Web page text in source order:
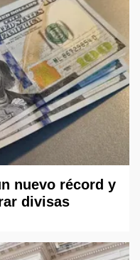
nuevo récord y
divisas